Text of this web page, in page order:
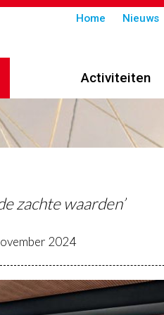
Submenu
header
Home Nieuws
Activiteiten
zachte waarden’
2024